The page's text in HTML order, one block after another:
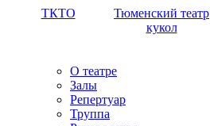
ТКТО
Тюменский театр
кукол
О театре
Залы
Репертуар
Труппа